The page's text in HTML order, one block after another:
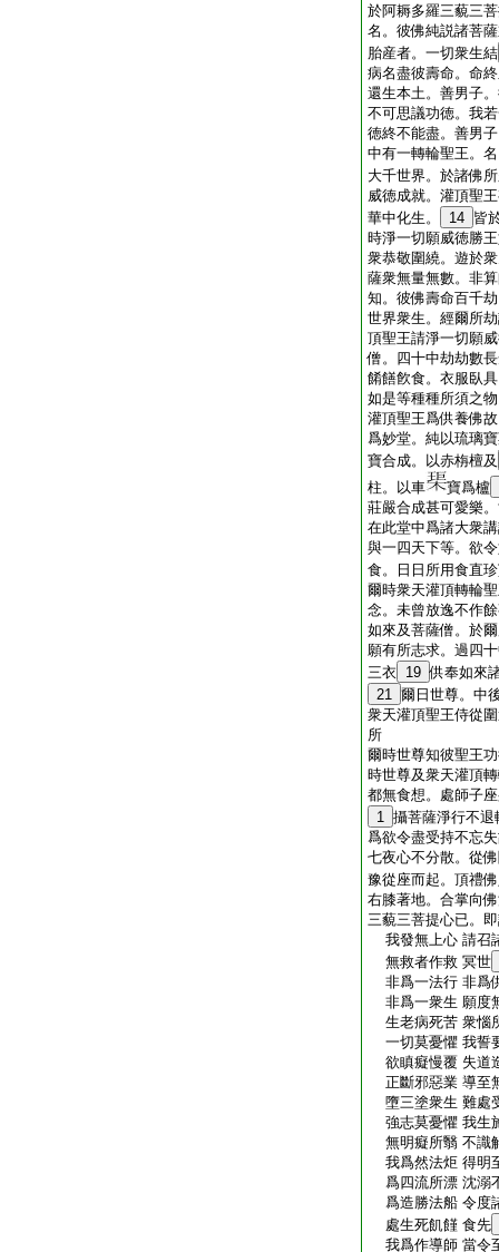
於阿耨多羅三藐三
名。彼佛純説諸菩
胎産者。一切衆生結
病名盡彼壽命。命
還生本土。善男子
不可思議功徳。我
徳終不能盡。善男
中有一轉輪聖王。
大千世界。於諸佛
威徳成就。灌頂聖
華中化生。
14 皆
時淨一切願威徳勝
衆恭敬圍繞。遊於
薩衆無量無數。非
知。彼佛壽命百千
世界衆生。經爾所
頂聖王請淨一切願
僧。四十中劫劫數
餚饍飮食。衣服臥
如是等種種所須之
灌頂聖王爲供養佛
爲妙堂。純以琉璃
寶合成。以赤栴檀及
柱。以車
寶爲櫨
莊嚴合成甚可愛樂
在此堂中爲諸大衆
與一四天下等。欲
食。日日所用食直
爾時衆天灌頂轉輪
念。未曾放逸不作
如來及菩薩僧。於
願有所志求。過四
三衣 19 供奉如來
21 爾日世尊。中
衆天灌頂聖王侍從
所
爾時世尊知彼聖王
時世尊及衆天灌頂
都無食想。處師子
1 攝菩薩淨行不
爲欲令盡受持不忘
七夜心不分散。從
豫從座而起。頂禮
右膝著地。合掌向
三藐三菩提心已。
我發無上心 請召
無救者作救 冥世
非爲一法行 非爲
非爲一衆生 願度
生老病死苦 衆惱
一切莫憂懼 我誓
欲瞋癡慢覆 失道
正斷邪惡業 導至
墮三塗衆生 難處
強志莫憂懼 我生
無明癡所翳 不識
我爲然法炬 得明
爲四流所漂 沈溺
爲造勝法船 令度
處生死飢饉 食先
我爲作導師 當令